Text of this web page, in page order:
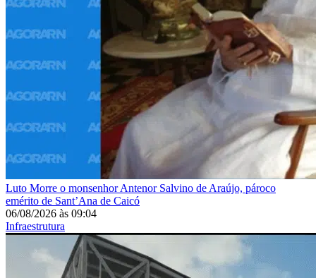
Luto Morre o monsenhor Antenor Salvino de Araújo, pároco
emérito de Sant’Ana de Caicó
06/08/2026 às 09:04
Infraestrutura